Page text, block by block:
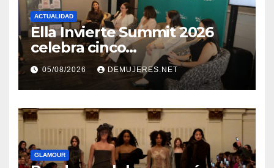
ACTUALIDAD
Ella Invierte Summit 2026
celebra cinco
añosimpulsando a las
mujeres a construir su
independencia financiera
05/08/2026 DEMUJERES.NET
GLAMOUR